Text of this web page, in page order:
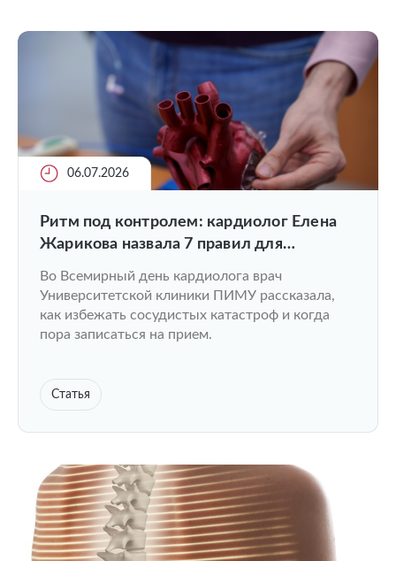
06.07.2026
Ритм под контролем: кардиолог Елена
Жарикова назвала 7 правил для
Во Всемирный день кардиолога врач
Университетской клиники ПИМУ рассказала,
как избежать сосудистых катастроф и когда
пора записаться на прием.
Статья